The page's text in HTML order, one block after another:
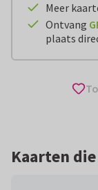
Meer
Ontvang
plaats
Kaarten